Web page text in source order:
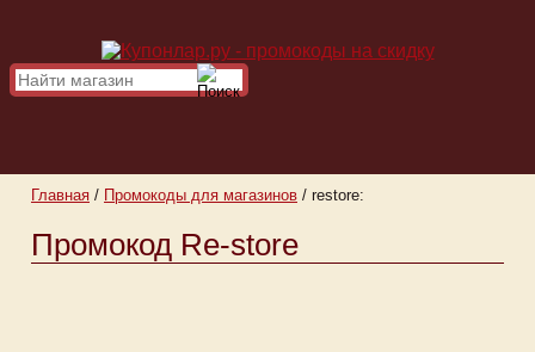
Главная / Промокоды для магазинов / restore:
Промокод Re-store